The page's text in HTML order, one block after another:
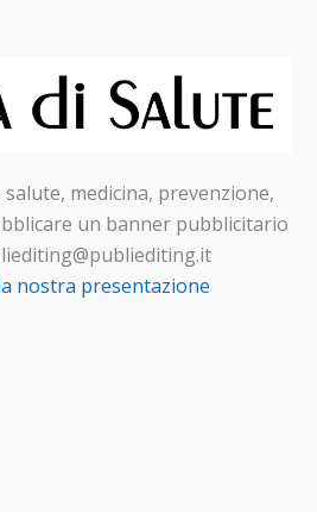
medicina, prevenzione,
un banner pubblicitario
nostra presentazione